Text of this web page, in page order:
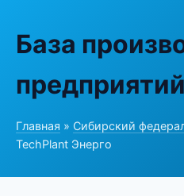
База
предприятий
Главная » Сибирский
TechPlant Энерго